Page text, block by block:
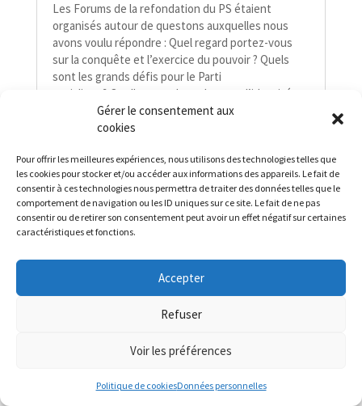
Gérer le consentement aux
cookies
Pour offrir les meilleures expériences, nous utilisons des technologies telles que
les cookies pour stocker et/ou accéder aux informations des appareils. Le fait de
consentir à ces technologies nous permettra de traiter des données telles que le
comportement de navigation ou les ID uniques sur ce site. Le fait de ne pas
consentir ou de retirer son consentement peut avoir un effet négatif sur certaines
caractéristiques et fonctions.
Accepter
Refuser
Voir les préférences
Politique de cookiesDonnées personnelles
Les Forums de la refondation du PS étaient
organisés autour de questons auxquelles nous
avons voulu répondre : Quel regard portez-​​vous
sur la conquête et l’exercice du pouvoir ? Quels
sont les grands défis pour le Parti
socialiste ? Quelles sont les valeurs et l’identité
des socialistes ? Quels sont les grands défis pour
la France ? Comment vois-​​tu notre pays dans
socialiste : rompre son huis clos